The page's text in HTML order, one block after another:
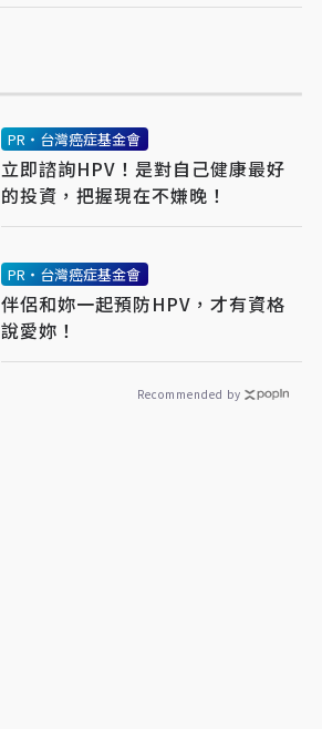
PR・台灣癌症基金會
立即諮詢HPV！是對自己健康最好
的投資，把握現在不嫌晚！
PR・台灣癌症基金會
伴侶和妳一起預防HPV，才有資格
說愛妳！
Recommended by